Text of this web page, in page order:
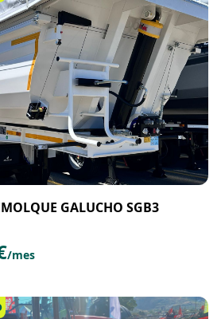
GALUCHO SGB3
/mes